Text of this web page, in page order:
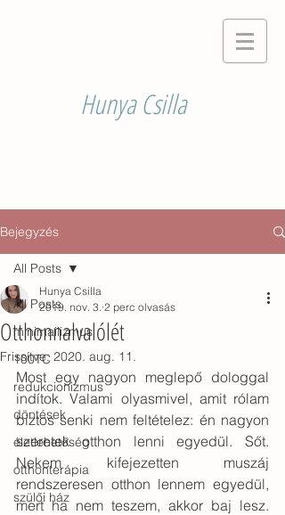
Hunya Csilla
Bejegyzés
All Posts
minimailizmus
100TC
redukcionizmus
döntések
életlehetőség
otthonterápia
szülői ház
All Posts
Otthonnalvalólét
Hunya Csilla
2019. nov. 3. 2 perc olvasás
Frissítve: 2020. aug. 11.
Most egy nagyon meglepő dologgal
indítok. Valami olyasmivel, amit rólam
biztos senki nem feltételez: én nagyon
szeretek otthon lenni egyedül. Sőt.
Nekem kifejezetten muszáj
rendszeresen otthon lennem egyedül,
mert ha nem teszem, akkor baj lesz.